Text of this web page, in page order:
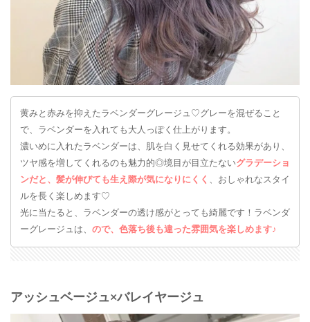
黄みと赤みを抑えたラベンダーグレージュ♡グレーを混ぜること
で、ラベンダーを入れても大人っぽく仕上がります。
濃いめに入れたラベンダーは、肌を白く見せてくれる効果があり、
ツヤ感を増してくれるのも魅力的◎境目が目立たないグラデーショ
ンだと、髪が伸びても生え際が気になりにくく 、おしゃれなスタイ
ルを長く楽しめます♡
光に当たると、ラベンダーの透け感がとっても綺麗です！ラベンダ
ーグレージュは、 ので、色落ち後も違った雰囲気を楽しめます♪
アッシュベージュ×バレイヤージュ